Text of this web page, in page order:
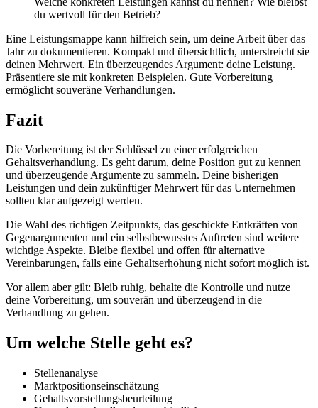
du wertvoll für den Betrieb?
Eine Leistungsmappe kann hilfreich sein, um deine Arbeit über das
Jahr zu dokumentieren. Kompakt und übersichtlich, unterstreicht sie
deinen Mehrwert. Ein überzeugendes Argument: deine Leistung.
Präsentiere sie mit konkreten Beispielen. Gute Vorbereitung
ermöglicht souveräne Verhandlungen.
Fazit
Die Vorbereitung ist der Schlüssel zu einer erfolgreichen
Gehaltsverhandlung. Es geht darum, deine Position gut zu kennen
und überzeugende Argumente zu sammeln. Deine bisherigen
Leistungen und dein zukünftiger Mehrwert für das Unternehmen
sollten klar aufgezeigt werden.
Die Wahl des richtigen Zeitpunkts, das geschickte Entkräften von
Gegenargumenten und ein selbstbewusstes Auftreten sind weitere
wichtige Aspekte. Bleibe flexibel und offen für alternative
Vereinbarungen, falls eine Gehaltserhöhung nicht sofort möglich ist.
Vor allem aber gilt: Bleib ruhig, behalte die Kontrolle und nutze
deine Vorbereitung, um souverän und überzeugend in die
Verhandlung zu gehen.
Um welche Stelle geht es?
Stellenanalyse
Marktpositionseinschätzung
Gehaltsvorstellungsbeurteilung